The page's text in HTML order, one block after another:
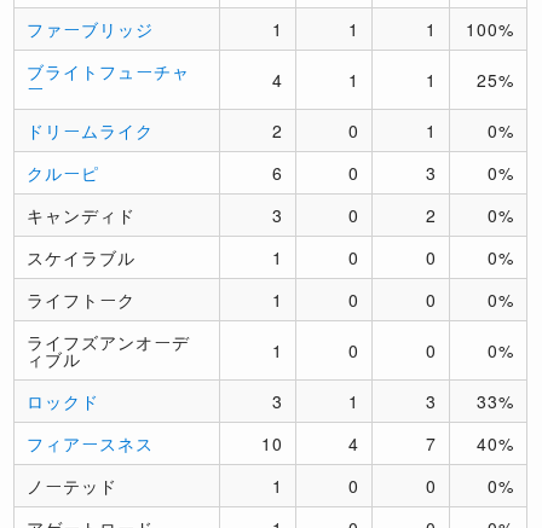
ファーブリッジ
1 1 1
100%
ブライトフューチャ
ー 4 1 1 25%
ドリームライク 2 0 1
0%
クルーピ
6 0 3
0%
キャンディド
3 0 2
0%
スケイラブル
1 0 0
0%
ライフトーク
1 0 0
0%
ライフズアンオーデ
ィブル 1 0 0 0%
ロックド 3 1 3
33%
フィアースネス
10 4 7
40%
ノーテッド
1 0 0
0%